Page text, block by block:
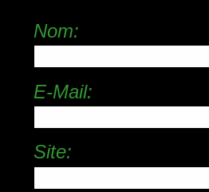
Nom:
E-Mail:
Site: